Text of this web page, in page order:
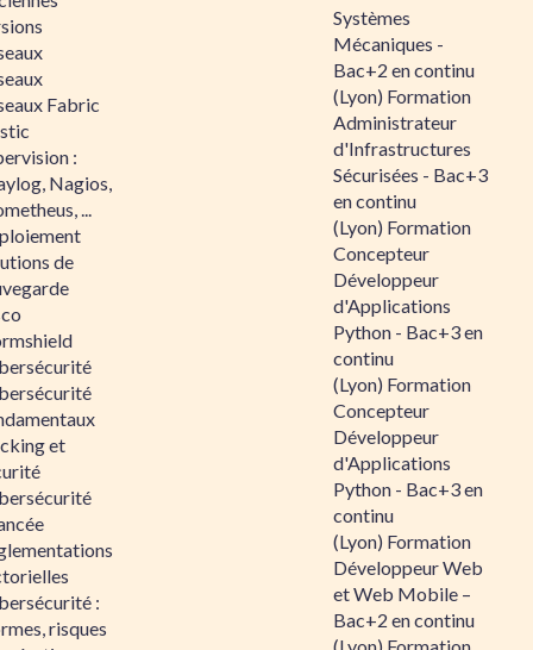
Fabric
:
Nagios,
...
de
et
:
risques
Systèmes
Mécaniques -
Bac+2 en continu
(Lyon) Formation
Administrateur
d'Infrastructures
Sécurisées - Bac+3
en continu
(Lyon) Formation
Concepteur
Développeur
d'Applications
Python - Bac+3 en
continu
(Lyon) Formation
Concepteur
Développeur
d'Applications
Python - Bac+3 en
continu
(Lyon) Formation
Développeur Web
et Web Mobile –
Bac+2 en continu